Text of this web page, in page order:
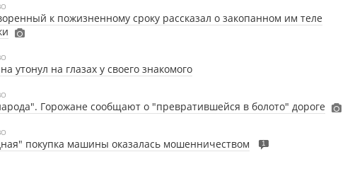
к пожизненному сроку рассказал о закопанном им теле
утонул на глазах у своего знакомого
Горожане сообщают о "превратившейся в болото" дороге
покупка машины оказалась мошенничеством 1